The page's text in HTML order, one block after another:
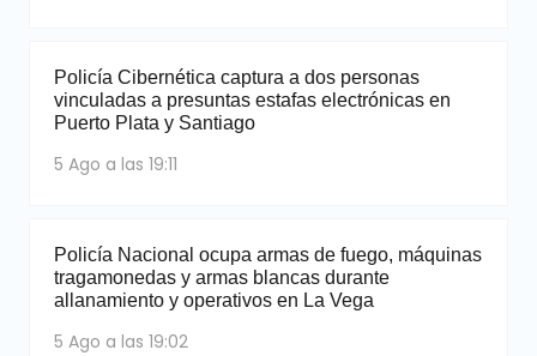
Policía Cibernética captura a dos personas
vinculadas a presuntas estafas electrónicas en
Puerto Plata y Santiago
5 Ago a las 19:11
Policía Nacional ocupa armas de fuego, máquinas
tragamonedas y armas blancas durante
allanamiento y operativos en La Vega
5 Ago a las 19:02